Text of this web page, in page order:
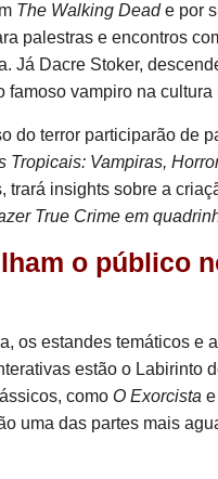
The Walking Deade por
palestras e encontros
Já Dacre Stoker,
vampiro na cultura
do terror participarão de
Tropicais: Vampiras,
insights sobre a
True Crime em
o público
os estandes temáticos e
estão o Labirinto
como O Exorcista e
uma das partes mais